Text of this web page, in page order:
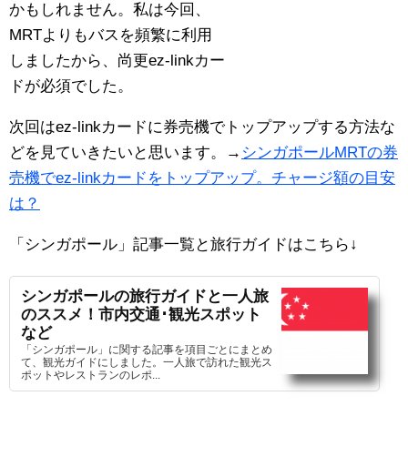
かもしれません。私は今回、
MRTよりもバスを頻繁に利用
しましたから、尚更ez-linkカー
ドが必須でした。
次回はez-linkカードに券売機でトップアップする方法な
どを見ていきたいと思います。→ シンガポールMRTの券
売機でez-linkカードをトップアップ。チャージ額の目安
は？
「シンガポール」記事一覧と旅行ガイドはこちら ↓
シンガポールの旅行ガイドと一人旅
のススメ！市内交通･観光スポット
など
「シンガポール」に関する記事を項目ごとにまとめ
て、観光ガイドにしました。一人旅で訪れた観光ス
ポットやレストランのレポ...